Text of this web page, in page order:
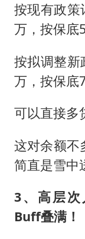
按现有政策
万，按保底
按拟调整新
万，按保底
可以直接多
这对余额不
简直是雪中
3、高层次
Buff叠满！